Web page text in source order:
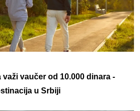
vaučer od 10.000 dinara -
u Srbiji